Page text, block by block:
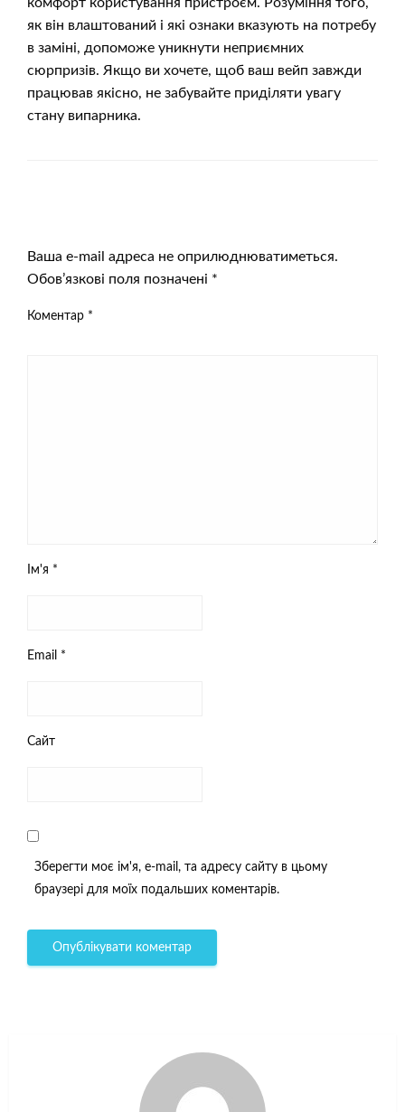
як він влаштований і які ознаки вказують на потребу
в заміні, допоможе уникнути неприємних
сюрпризів. Якщо ви хочете, щоб ваш вейп завжди
працював якісно, не забувайте приділяти увагу
стану випарника.
Ваша e-mail адреса не оприлюднюватиметься.
Обов’язкові поля позначені *
Коментар *
Ім'я *
Email *
Сайт
Зберегти моє ім'я, e-mail, та адресу сайту в цьому
браузері для моїх подальших коментарів.